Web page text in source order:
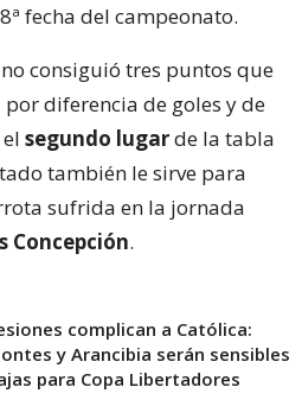
fecha del campeonato.
consiguió tres puntos que
diferencia de goles y de
segundo lugarde la tabla
también le sirve para
sufrida en la jornada
Concepción.
complican a Católica:
y Arancibia serán sensibles
para Copa Libertadores